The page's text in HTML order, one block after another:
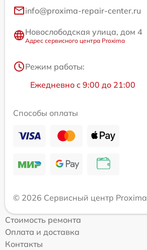
info@proxima-repair-center.ru
Новослободская улица, дом 4
Адрес сервисного центра Proxima
Режим работы:
Ежедневно с 9:00 до 21:00
Способы оплаты
© 2026 Сервисный центр Proxima
Стоимость ремонта
Оплата и доставка
Контакты